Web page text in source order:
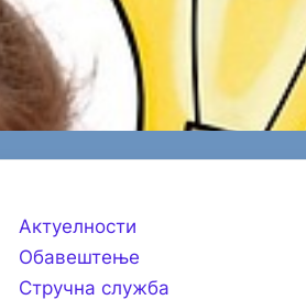
Актуелности
Обавештење
Стручна служба